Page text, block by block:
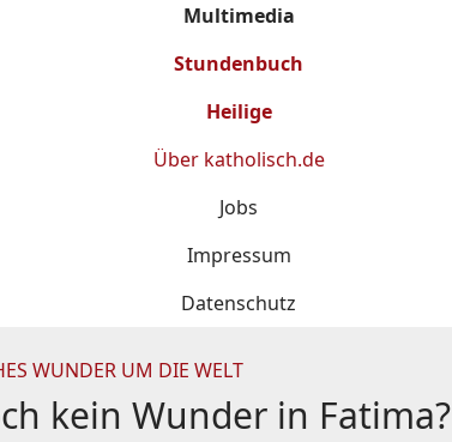
Multimedia
Stundenbuch
Heilige
Über katholisch.de
Jobs
Impressum
Datenschutz
WUNDER UM DIE WELT
kein Wunder in Fatima?